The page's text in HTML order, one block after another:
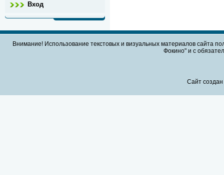
Вход
Внимание! Использование текстовых и визуальных материалов сайта
Фокино" и с
Сайт